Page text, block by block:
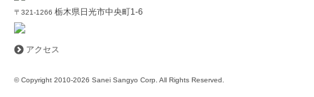
〒321-1266 栃木県日光市中央町1-6
アクセス
© Copyright 2010-2026 Sanei Sangyo Corp. All Rights Reserved.